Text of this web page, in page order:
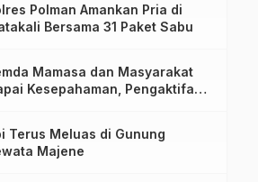
Polman Amankan Pria di
Bersama 31 Paket Sabu
Mamasa dan Masyarakat
Kesepahaman, Pengaktifan
Terus Meluas di Gunung
Majene